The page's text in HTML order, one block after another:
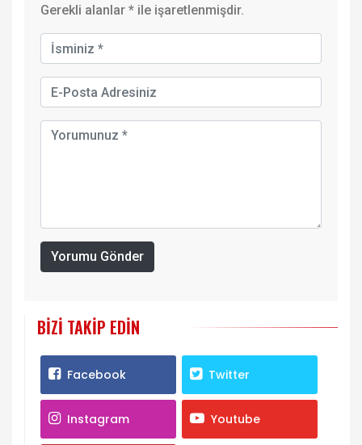
Gerekli alanlar * ile işaretlenmişdir.
Yorumu Gönder
BIZI TAKIP EDIN
Facebook Twitter
Instagram Youtube